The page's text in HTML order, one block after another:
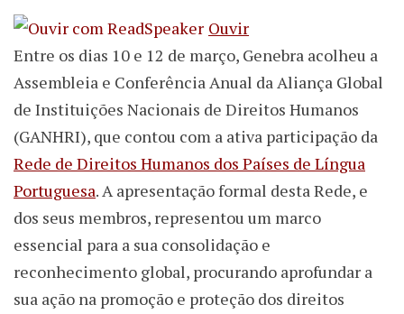
Ouvir
Entre os dias 10 e 12 de março, Genebra acolheu a
Assembleia e Conferência Anual da Aliança Global
de Instituições Nacionais de Direitos Humanos
(GANHRI), que contou com a ativa participação da
Rede de Direitos Humanos dos Países de Língua
Portuguesa. A apresentação formal desta Rede, e
dos seus membros, representou um marco
essencial para a sua consolidação e
reconhecimento global, procurando aprofundar a
sua ação na promoção e proteção dos direitos